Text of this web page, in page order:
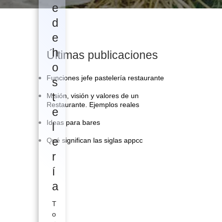
Últimas publicaciones
Funciones jefe pastelería restaurante
Misión, visión y valores de un
Restaurante. Ejemplos reales
Ideas para bares
Qué significan las siglas appcc
e
d
e
h
o
s
t
e
l
e
r
í
a
T
o